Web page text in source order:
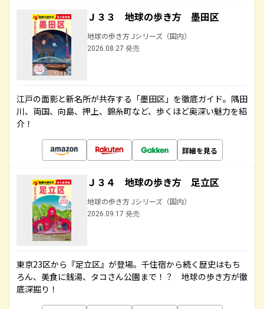
Ｊ３３ 地球の歩き方 墨田区
地球の歩き方 Jシリーズ（国内）
2026.08.27 発売
江戸の面影と新名所が共存する「墨田区」を徹底ガイド。隅田
川、両国、向島、押上、錦糸町など、歩くほど奥深い魅力を紹
介！
詳細を見る
Ｊ３４ 地球の歩き方 足立区
地球の歩き方 Jシリーズ（国内）
2026.09.17 発売
東京23区から『足立区』が登場。千住宿から続く歴史はもち
ろん、美食に銭湯、タコさん公園まで！？ 地球の歩き方が徹
底深掘り！